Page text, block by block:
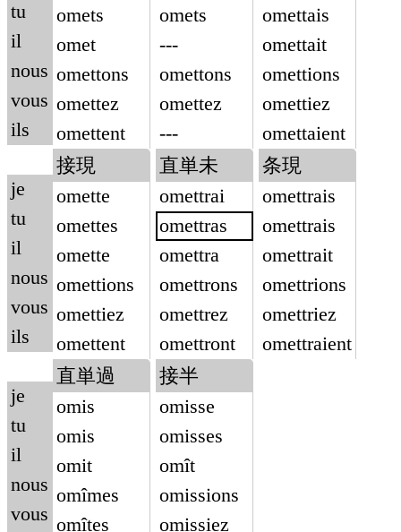
tu
il
nous
vous
ils
je
tu
il
nous
vous
ils
je
tu
il
nous
vous
omets
omet
omettons
omettez
omettent
omets
---
omettons
omettez
---
omettais
omettait
omettions
omettiez
omettaient
接現
omette
omettes
omette
omettions
omettiez
omettent
直単未
omettrai
omettras
omettra
omettrons
omettrez
omettront
条現
omettrais
omettrais
omettrait
omettrions
omettriez
omettraient
直単過
omis
omis
omit
omîmes
omîtes
接半
omisse
omisses
omît
omissions
omissiez